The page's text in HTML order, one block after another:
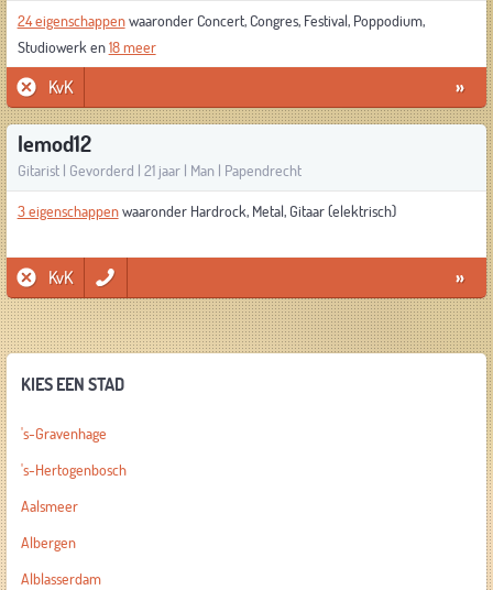
24 eigenschappenwaaronder Concert, Congres, Festival, Poppodium,
Studiowerk en18 meer
KvK »
Iemod12
Gitarist | Gevorderd | 21 jaar | Man | Papendrecht
3 eigenschappenwaaronder Hardrock, Metal, Gitaar (elektrisch)
KvK »
KIES EEN STAD
's-Gravenhage
's-Hertogenbosch
Aalsmeer
Albergen
Alblasserdam